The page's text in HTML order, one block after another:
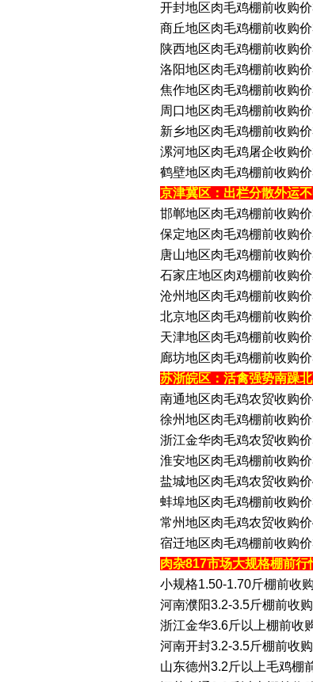
开封地区肉毛鸡棚前收购
商丘地区肉毛鸡棚前收购
陕西地区肉毛鸡棚前收购
洛阳地区肉毛鸡棚前收购
焦作地区肉毛鸡棚前收购
周口地区肉毛鸡棚前收购
新乡地区肉毛鸡棚前收购
漯河地区肉毛鸡屠企收购
鹤壁地区肉毛鸡棚前收购
京津冀区：出栏分散外运
邯郸地区肉毛鸡棚前收购
保定地区肉毛鸡棚前收购
唐山地区肉毛鸡棚前收购
石家庄地区肉鸡棚前收购
沧州地区肉毛鸡棚前收购
北京地区肉毛鸡棚前收购
天津地区肉毛鸡棚前收购
廊坊地区肉毛鸡棚前收购
苏浙皖区：活禽强势南躁
南通地区肉毛鸡农贸收购
徐州地区肉毛鸡棚前收购
浙江金华肉毛鸡农贸收购
淮安地区肉毛鸡棚前收购
盐城地区肉毛鸡农贸收购
蚌埠地区肉毛鸡棚前收购
常州地区肉毛鸡农贸收购
宿迁地区肉毛鸡棚前收购
肉杂817市场大规格棚前
小规格1.50-1.70斤棚前收
河南濮阳3.2-3.5斤棚前收
浙江金华3.6斤以上棚前收
河南开封3.2-3.5斤棚前收
山东德州3.2斤以上毛鸡棚